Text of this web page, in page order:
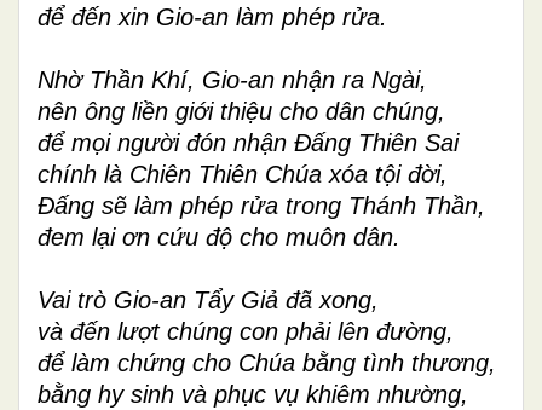
để đến xin Gio-an làm phép rửa.
Nhờ Thần Khí, Gio-an nhận ra Ngài,
nên ông liền giới thiệu cho dân chúng,
để mọi người đón nhận Đấng Thiên Sai
chính là Chiên Thiên Chúa xóa tội đời,
Đấng sẽ làm phép rửa trong Thánh Thần,
đem lại ơn cứu độ cho muôn dân.
Vai trò Gio-an Tẩy Giả đã xong,
và đến lượt chúng con phải lên đường,
để làm chứng cho Chúa bằng tình thương,
bằng hy sinh và phục vụ khiêm nhường,